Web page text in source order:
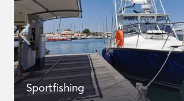
Sportfishing